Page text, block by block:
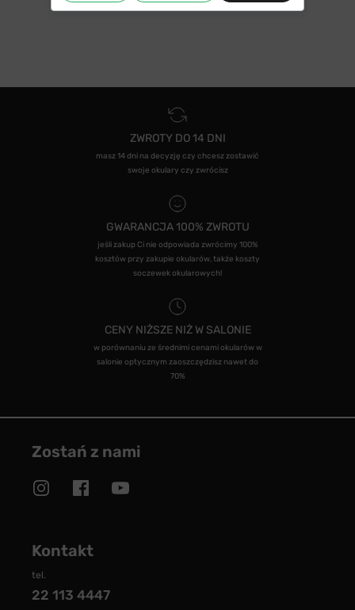
ZWROTY DO 14 DNI
masz 14 dni na decyzję czy chcesz zostawić
swoje okulary czy zwrócisz
GWARANCJA 100% ZWROTU
jeśli zakup Ci nie odpowiada zwrócimy 100%
kosztów przy zakupie okularów, także koszty
soczewek okularowych!
CENY NIŻSZE NIŻ W SALONIE
w porównaniu ze średnimi cenami okularów w
salonie optycznym zaoszczędzisz nawet do
70%
Zostań z nami
Kontakt
tel.
22 113 4447